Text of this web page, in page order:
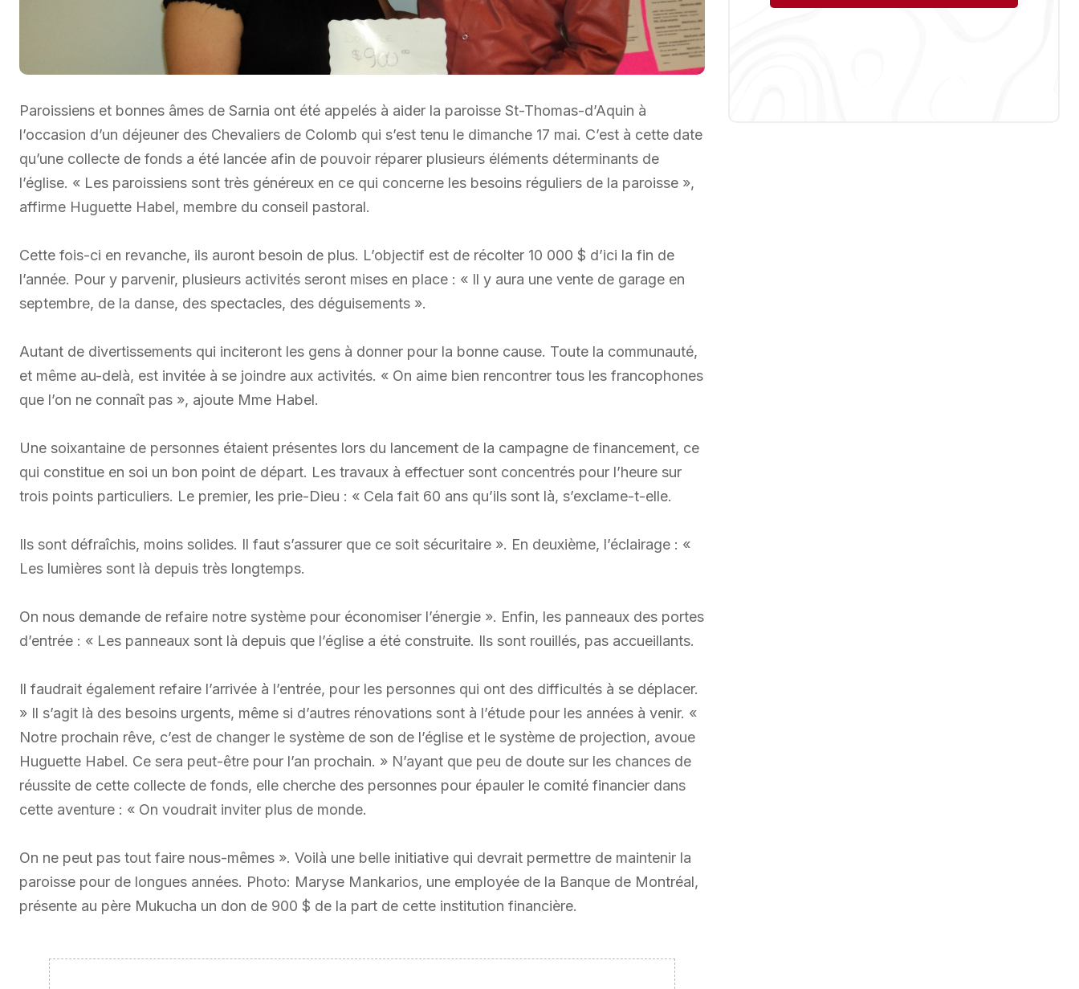
Paroissiens et bonnes âmes de Sarnia ont été appelés à aider la paroisse St-Thomas-d’Aquin à
l’occasion d’un déjeuner des Chevaliers de Colomb qui s’est tenu le dimanche 17 mai. C’est à cette date
qu’une collecte de fonds a été lancée afin de pouvoir réparer plusieurs éléments déterminants de
l’église. « Les paroissiens sont très généreux en ce qui concerne les besoins réguliers de la paroisse »,
affirme Huguette Habel, membre du conseil pastoral.
Cette fois-ci en revanche, ils auront besoin de plus. L’objectif est de récolter 10 000 $ d’ici la fin de
l’année. Pour y parvenir, plusieurs activités seront mises en place : « Il y aura une vente de garage en
septembre, de la danse, des spectacles, des déguisements ».
Autant de divertissements qui inciteront les gens à donner pour la bonne cause. Toute la communauté,
et même au-delà, est invitée à se joindre aux activités. « On aime bien rencontrer tous les francophones
que l’on ne connaît pas », ajoute Mme Habel.
Une soixantaine de personnes étaient présentes lors du lancement de la campagne de financement, ce
qui constitue en soi un bon point de départ. Les travaux à effectuer sont concentrés pour l’heure sur
trois points particuliers. Le premier, les prie-Dieu : « Cela fait 60 ans qu’ils sont là, s’exclame-t-elle.
Ils sont défraîchis, moins solides. Il faut s’assurer que ce soit sécuritaire ». En deuxième, l’éclairage : «
Les lumières sont là depuis très longtemps.
On nous demande de refaire notre système pour économiser l’énergie ». Enfin, les panneaux des portes
d’entrée : « Les panneaux sont là depuis que l’église a été construite. Ils sont rouillés, pas accueillants.
Il faudrait également refaire l’arrivée à l’entrée, pour les personnes qui ont des difficultés à se déplacer.
» Il s’agit là des besoins urgents, même si d’autres rénovations sont à l’étude pour les années à venir. «
Notre prochain rêve, c’est de changer le système de son de l’église et le système de projection, avoue
Huguette Habel. Ce sera peut-être pour l’an prochain. » N’ayant que peu de doute sur les chances de
réussite de cette collecte de fonds, elle cherche des personnes pour épauler le comité financier dans
cette aventure : « On voudrait inviter plus de monde.
On ne peut pas tout faire nous-mêmes ». Voilà une belle initiative qui devrait permettre de maintenir la
paroisse pour de longues années. Photo: Maryse Mankarios, une employée de la Banque de Montréal,
présente au père Mukucha un don de 900 $ de la part de cette institution financière.